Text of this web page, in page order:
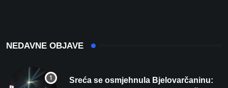
NEDAVNE OBJAVE
Sreća se osmjehnula Bjelovarčaninu: